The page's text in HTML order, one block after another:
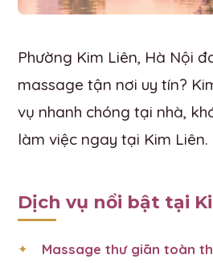
Phường Kim Liên, Hà Nội
massage tận nơi uy tín?
vụ nhanh chóng tại nhà,
làm việc ngay tại Kim Liên.
Dịch vụ nổi bật tại
Massage thư giãn toàn